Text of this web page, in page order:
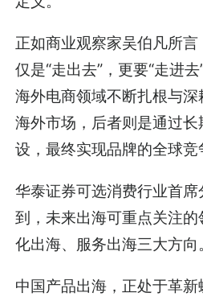
正如商业观察家吴伯凡所
仅是“走出去”，更要“走进
海外电商领域不断扎根与
海外市场，后者则是通过
设，最终实现品牌的全球竞
华泰证券可选消费行业首
到，未来出海可重点关注
化出海、服务出海三大方向
中国产品出海，正处于革新